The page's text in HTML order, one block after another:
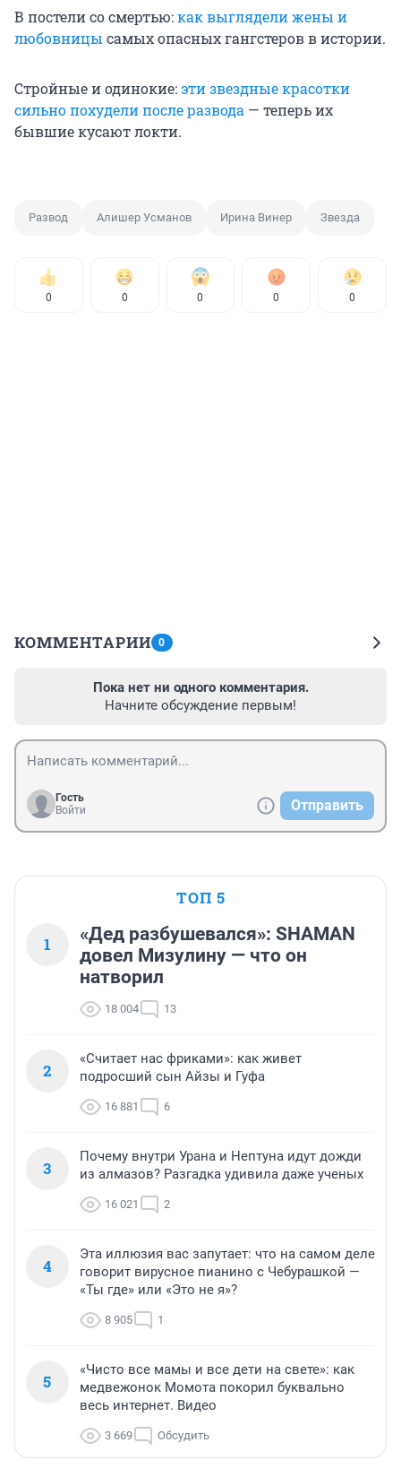
В постели со смертью:как выглядели жены и
любовницы самых опасных гангстеров в истории.
Стройные и одинокие:эти звездные красотки
сильно похудели после развода — теперь их
бывшие кусают локти.
Развод Алишер Усманов Ирина Винер Звезда
0 0 0 0 0
КОММЕНТАРИИ 0
Пока нет ни одного комментария.
Начните обсуждение первым!
Гость
Войти
Отправить
ТОП 5
1
«Дед разбушевался»: SHAMAN
довел Мизулину — что он
натворил
18 004 13
2
«Считает нас фриками»: как живет
подросший сын Айзы и Гуфа
16 881 6
3
Почему внутри Урана и Нептуна идут дожди
из алмазов? Разгадка удивила даже ученых
16 021 2
4
Эта иллюзия вас запутает: что на самом деле
говорит вирусное пианино с Чебурашкой —
«Ты где» или «Это не я»?
8 905 1
5
«Чисто все мамы и все дети на свете»: как
медвежонок Момота покорил буквально
весь интернет. Видео
3 669 Обсудить